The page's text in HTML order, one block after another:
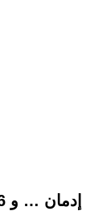
إدمان … و 6 تحت الصفر